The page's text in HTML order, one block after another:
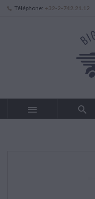
Téléphone: +32-2-742.21.12
 